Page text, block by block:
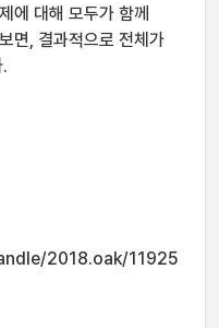
에 대해 모두가 함께
면, 결과적으로 전체가
2018.oak/11925